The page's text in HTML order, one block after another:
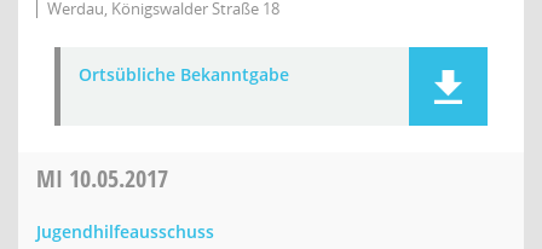
Werdau, Königswalder Straße 18
Ortsübliche Bekanntgabe
MI 10.05.2017
Jugendhilfeausschuss